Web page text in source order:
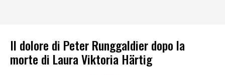
Il dolore di Peter Runggaldier dopo la
morte di Laura Viktoria Härtig